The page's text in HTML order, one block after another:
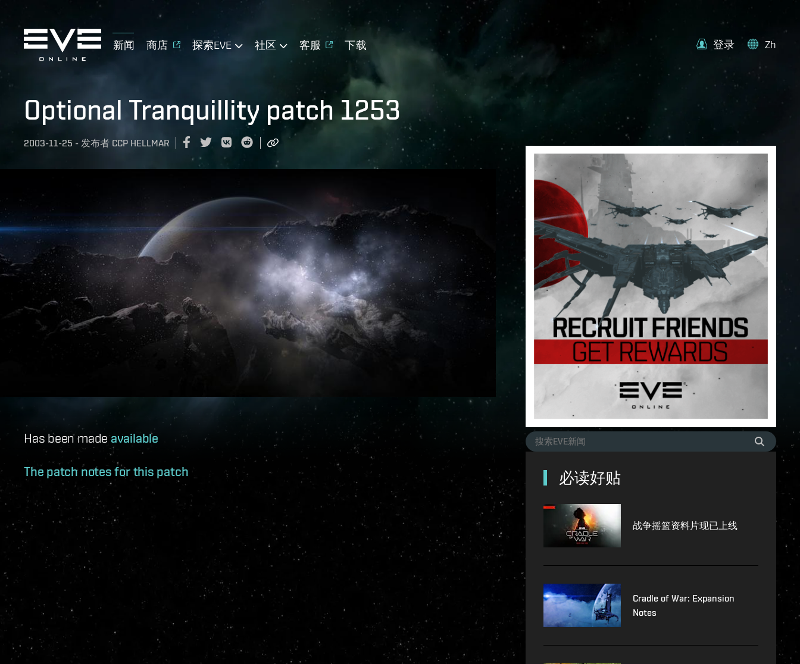
新闻 商店 探索EVE 社区 客服 下载 登录 Zh
Optional Tranquillity patch 1253
2003-11-25 - 发布者 CCP HELLMAR
Has been madeavailable
The patch notes for this patch 必读好贴
战争摇篮资料片现已上线
Cradle of War: Expansion
Notes